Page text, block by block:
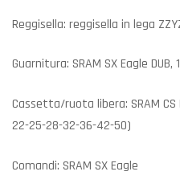
Reggisella: reggisella in lega
Guarnitura: SRAM SX Eagle DUB,
Cassetta/ruota libera: SRAM CS
22-25-28-32-36-42-50)
Comandi: SRAM SX Eagle